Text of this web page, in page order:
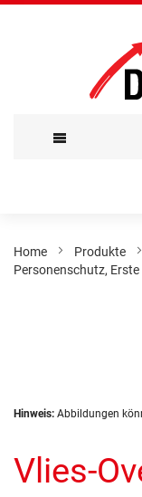
Inhalt
Home Produkte
Personenschutz, Erste
Zum
Bildergalerie
springen
Hinweis: Abbildungen
Vlies-